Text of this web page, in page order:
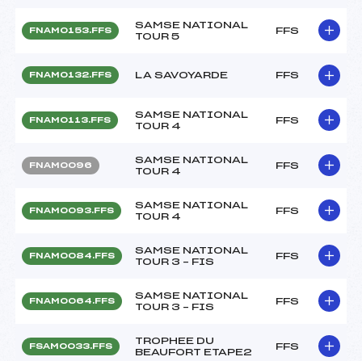
FNAM0153.FFS
SAMSE NATIONAL
TOUR 5
FFS
FNAM0132.FFS LA SAVOYARDE FFS
FNAM0113.FFS
SAMSE NATIONAL
TOUR 4
FFS
FNAM0096
SAMSE NATIONAL
TOUR 4
FFS
FNAM0093.FFS
SAMSE NATIONAL
TOUR 4
FFS
FNAM0084.FFS
SAMSE NATIONAL
TOUR 3 – FIS
FFS
FNAM0064.FFS
SAMSE NATIONAL
TOUR 3 – FIS
FFS
FSAM0033.FFS
TROPHEE DU
BEAUFORT ETAPE2
FFS